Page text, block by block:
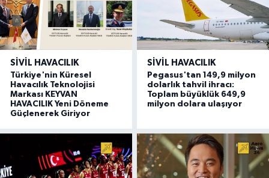
SIVIL HAVACILIK
Türkiye'nin Küresel
Havacılık Teknolojisi
Markası KEYVAN
HAVACILIK Yeni Döneme
Güçlenerek Giriyor
SIVIL HAVACILIK
Pegasus'tan 149,9 milyon
dolarlık tahvil ihracı:
Toplam büyüklük 649,9
milyon dolara ulaşıyor